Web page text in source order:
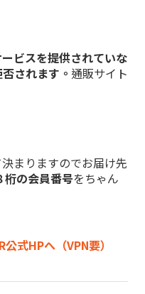
ビスを提供されていな
されます。 通販サイト
まりますのでお届け先
桁の会員番号をちゃん
式HPへ（VPN要）